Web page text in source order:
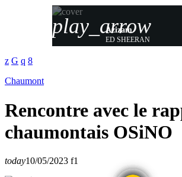
play_arrow
Azizam
ED SHEERAN
Chaumont
Rencontre avec le
chaumontais OSiNO
today10/05/2023 1